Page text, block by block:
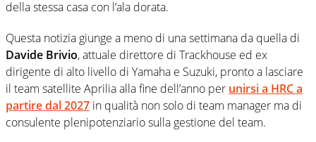
della stessa casa con l’ala dorata.
Questa notizia giunge a meno di una settimana da quella di
Davide Brivio, attuale direttore di Trackhouse ed ex
dirigente di alto livello di Yamaha e Suzuki, pronto a lasciare
il team satellite Aprilia alla fine dell’anno per unirsi a HRC a
partire dal 2027 in qualità non solo di team manager ma di
consulente plenipotenziario sulla gestione del team.